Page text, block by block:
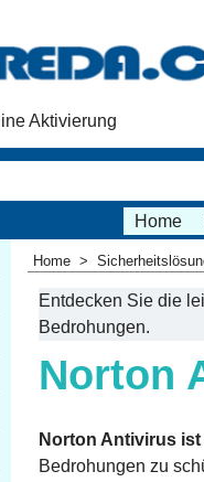
Aktivierung
Home
Home >
Entdecken Sie die
Bedrohungen.
Norton
Norton Antivirus
Bedrohungen zu